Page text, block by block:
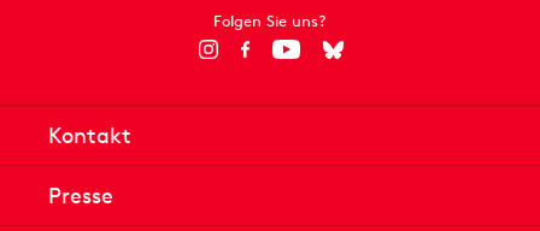
Folgen Sie uns?
Kontakt
Presse